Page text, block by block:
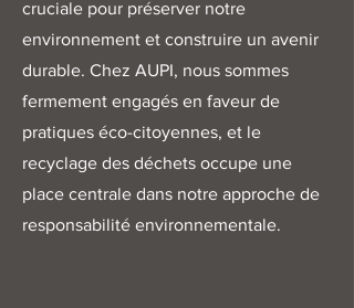
cruciale pour préserver notre
environnement et construire un avenir
durable. Chez AUPI, nous sommes
fermement engagés en faveur de
pratiques éco-citoyennes, et le
recyclage des déchets occupe une
place centrale dans notre approche de
responsabilité environnementale.